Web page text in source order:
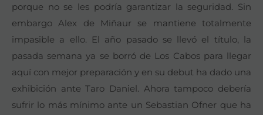
porque no se les podría garantizar la seguridad. Sin
embargo Alex de Miñaur se mantiene totalmente
impasible a ello. El año pasado se llevó el título, la
pasada semana ya se borró de Los Cabos para llegar
aquí con mejor preparación y en su debut ha dado una
exhibición ante Taro Daniel. Ahora tampoco debería
sufrir lo más mínimo ante un Sebastian Ofner que ha